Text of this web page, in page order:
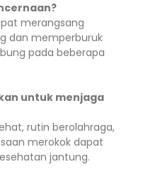
merangsang
dan memperburuk
pada beberapa
untuk menjaga
rutin berolahraga,
merokok dapat
jantung.